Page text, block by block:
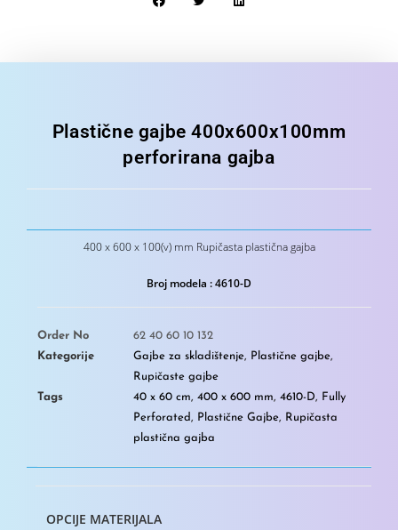
Plastične gajbe 400x600x100mm
perforirana gajba
400 x 600 x 100(v) mm Rupičasta plastična gajba
Broj modela : 4610-D
Order No
62 40 60 10 132
Kategorije
Gajbe za skladištenje, Plastične gajbe,
Rupičaste gajbe
Tags
40 x 60 cm, 400 x 600 mm, 4610-D, Fully
Perforated , Plastične Gajbe, Rupičasta
plastična gajba
OPCIJE MATERIJALA